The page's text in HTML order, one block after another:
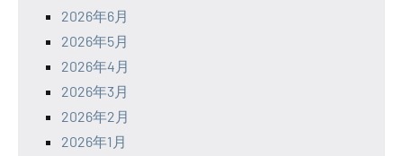
2026年6月
2026年5月
2026年4月
2026年3月
2026年2月
2026年1月